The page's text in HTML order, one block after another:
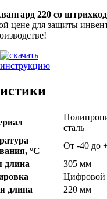
220 со
цене для защиты
сталь
°C
От -40 до
длина
305 мм
Цифровой
длина
220 мм